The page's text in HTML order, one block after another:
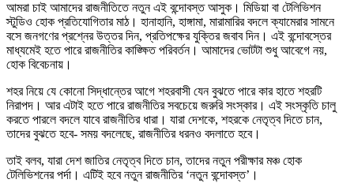
আমরা চাই আমাদের রাজনীতিতে নতুন এই বন্দোবস্ত আসুক। মিডিয়া বা টেলিভিশন
স্টুডিও হোক প্রতিযোগিতার মাঠ। হানাহানি, হাঙ্গামা, মারামারির বদলে ক্যামেরার সামনে
বসে জনগণের প্রশ্নের উত্তর দিন, প্রতিপক্ষের যুক্তির জবাব দিন। এই বন্দোবস্তের
মাধ্যমেই হতে পারে রাজনীতির কাঙ্ক্ষিত পরিবর্তন। আমাদের ভোটটা শুধু আবেগে নয়,
হোক বিবেচনায়।
শহর নিয়ে যে কোনো সিদ্ধান্তের আগে শহরবাসী যেন বুঝতে পারে কার হাতে শহরটি
নিরাপদ। আর এটাই হতে পারে রাজনীতির সবচেয়ে জরুরি সংস্কার। এই সংস্কৃতি চালু
করতে পারলে বদলে যাবে রাজনীতির ধারা। যারা দেশকে, শহরকে নেতৃত্ব দিতে চান,
তাদের বুঝতে হবে- সময় বদলেছে, রাজনীতির ধরনও বদলাতে হবে।
তাই বলব, যারা দেশ জাতির নেতৃত্ব দিতে চান, তাদের নতুন পরীক্ষার মঞ্চ হোক
টেলিভিশনের পর্দা। এটিই হবে নতুন রাজনীতির ‘নতুন বন্দোবস্ত’।